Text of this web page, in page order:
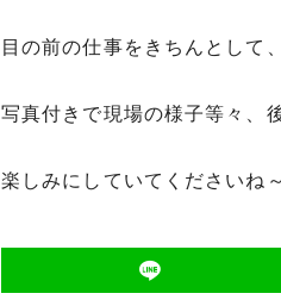
目の前の仕事をきちんとして
写真付きで現場の様子等々、
楽しみにしていてくださいね